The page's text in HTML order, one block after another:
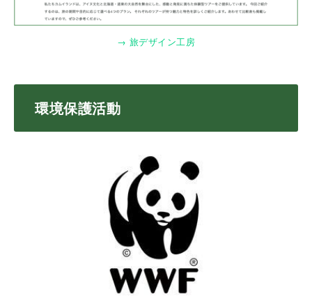
→ 旅デザイン工房
環境保護活動